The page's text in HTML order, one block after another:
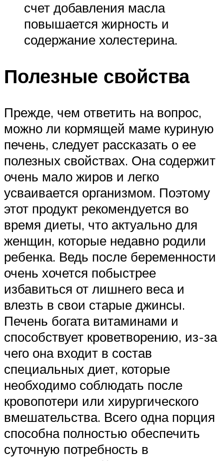
счет добавления масла
повышается жирность и
содержание холестерина.
Полезные свойства
Прежде, чем ответить на вопрос,
можно ли кормящей маме куриную
печень, следует рассказать о ее
полезных свойствах. Она содержит
очень мало жиров и легко
усваивается организмом. Поэтому
этот продукт рекомендуется во
время диеты, что актуально для
женщин, которые недавно родили
ребенка. Ведь после беременности
очень хочется побыстрее
избавиться от лишнего веса и
влезть в свои старые джинсы.
Печень богата витаминами и
способствует кроветворению, из-за
чего она входит в состав
специальных диет, которые
необходимо соблюдать после
кровопотери или хирургического
вмешательства. Всего одна порция
способна полностью обеспечить
суточную потребность в